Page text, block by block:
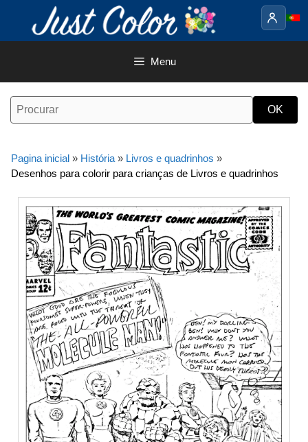
o
Menu
Pagina inicial » História » Livros e quadrinhos »
Desenhos para colorir para crianças de Livros e quadrinhos